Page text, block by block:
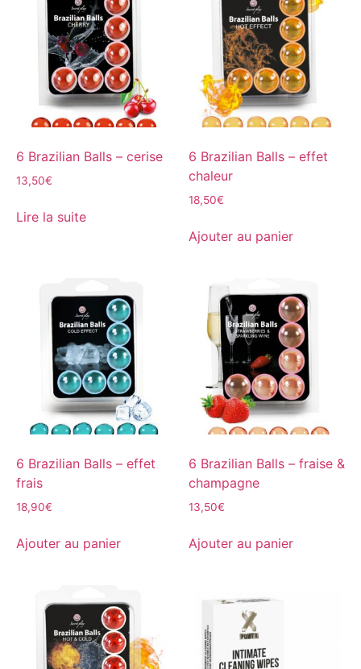
6 Brazilian Balls – cerise
13,50€
Lire la suite
6 Brazilian Balls – effet
chaleur
18,50€
Ajouter au panier
6 Brazilian Balls – effet
frais
18,90€
Ajouter au panier
6 Brazilian Balls – fraise &
champagne
13,50€
Ajouter au panier